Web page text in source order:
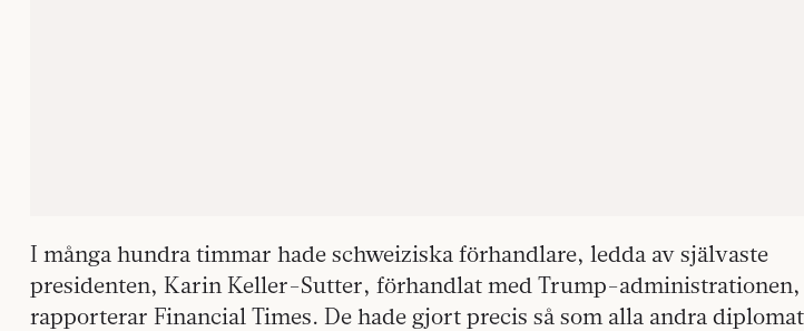
I många hundra timmar hade schweiziska förhandlare, ledda av självaste
presidenten, Karin Keller-Sutter, förhandlat med Trump-administrationen,
rapporterar Financial Times. De hade gjort precis så som alla andra